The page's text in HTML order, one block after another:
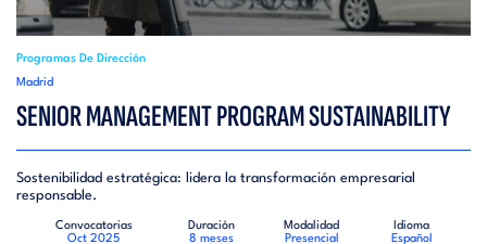
Programas De Dirección
Madrid
SENIOR MANAGEMENT PROGRAM SUSTAINABILITY
Sostenibilidad estratégica: lidera la transformación empresarial
responsable.
Convocatorias
Oct 2025
Duración
8 meses
Modalidad
Presencial
Idioma
Español